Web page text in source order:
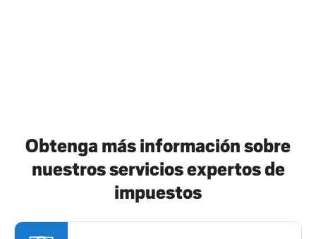
Obtenga más información sobre
nuestros servicios expertos de
impuestos